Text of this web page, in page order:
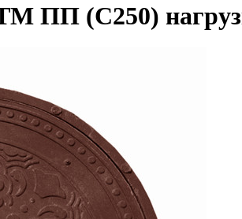
ПП (С250)